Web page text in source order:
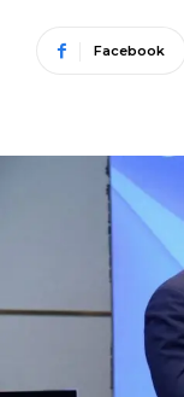
Facebook